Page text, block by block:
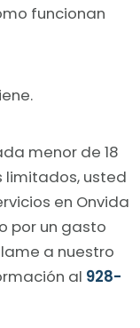
funcionan
menor de 18
limitados, usted
en Onvida
por un gasto
a nuestro
al 928-